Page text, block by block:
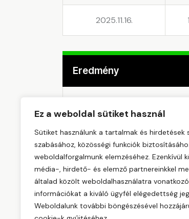
Ez a weboldal sütiket használ
Sütiket használunk a tartalmak és hirdetések
szabásához, közösségi funkciók
weboldalforgalmunk elemzéséhez. Ezenkívül
média-, hirdető- és elemző partnereinkkel
általad közölt weboldalhasználatra vonatkozó
információkat a kiváló ügyfél elégedettség
Weboldalunk további böngészésével
2025.11.16.
Eredmény
GYÖMRŐI UA
NNC FROGS LAJOSMIZSE